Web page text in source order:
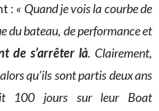
: « Quand je vois la courbe de
du bateau, de performance et
de s’arrêter là. Clairement,
qu’ils sont partis deux ans
100 jours sur leur Boat